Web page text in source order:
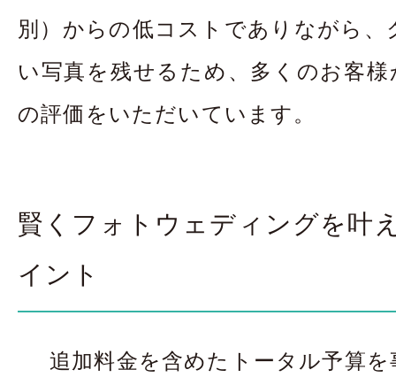
別）からの低コストでありながら、
い写真を残せるため、多くのお客様
の評価をいただいています。
賢くフォトウェディングを叶
イント
追加料金を含めたトータル予算